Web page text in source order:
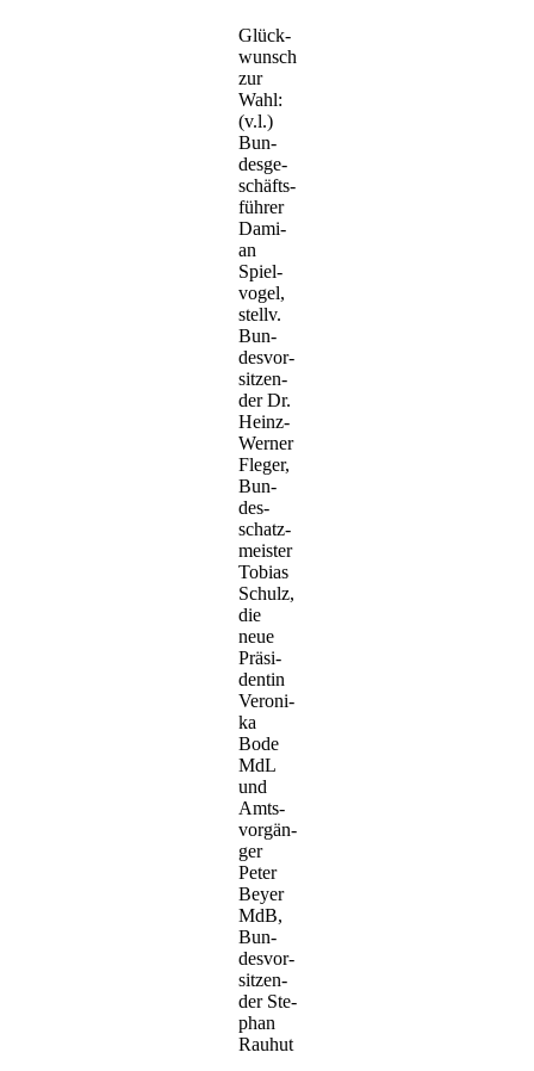
Glück­
wunsch
zur
Wahl:
(v.l.)
Bun­
des­ge­
schäfts­
füh­rer
Dami­
an
Spiel­
vo­gel,
stellv.
Bun­
des­vor­
sit­zen­
der Dr.
Heinz-
Wer­ner
Fle­ger,
Bun­
des­
schatz­
meis­ter
Tobi­as
Schulz,
die
neue
Prä­si­
den­tin
Vero­ni­
ka
Bode
MdL
und
Amts­
vor­gän­
ger
Peter
Bey­er
MdB,
Bun­
des­vor­
sit­zen­
der Ste­
phan
Rauhut